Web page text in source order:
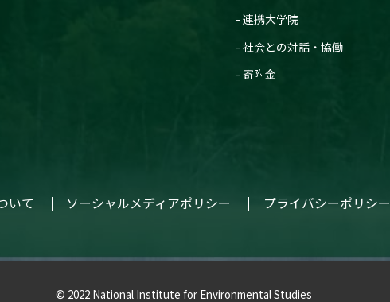
連携大学院
社会との対話・協働
寄附金
いて ソーシャルメディアポリシー プライバシーポリシー
© 2022 National Institute for Environmental Studies